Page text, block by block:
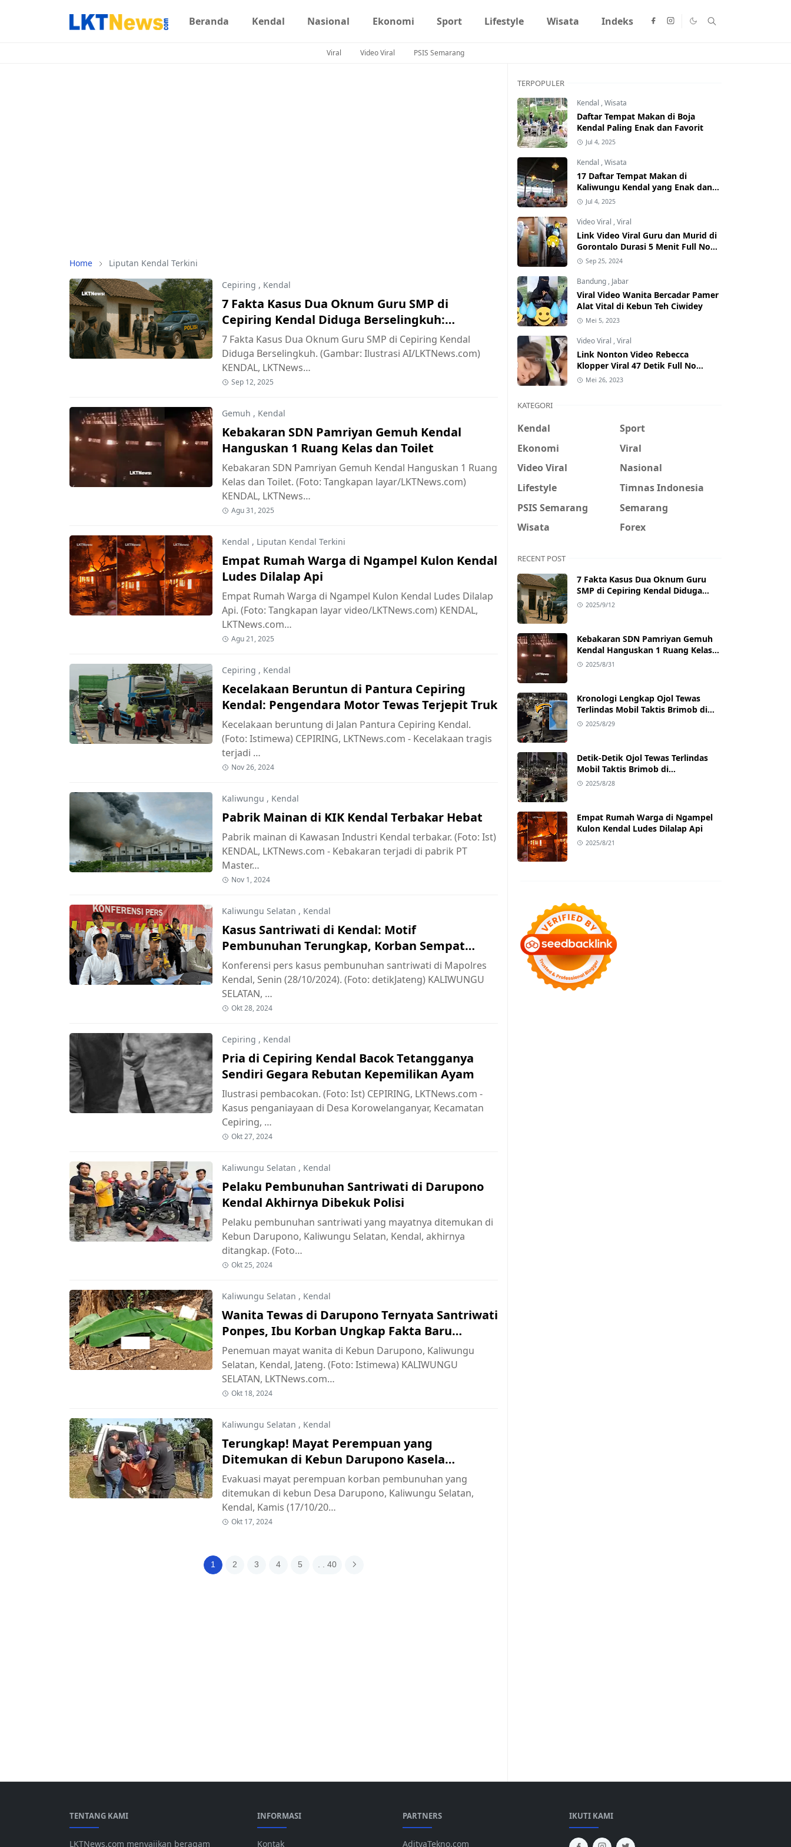
Beranda Kendal Nasional Ekonomi Sport Lifestyle Wisata Indeks
Viral Video Viral PSIS Semarang
Home
Liputan Kendal Terkini
Cepiring , Kendal
7 Fakta Kasus Dua Oknum Guru SMP di
Cepiring Kendal Diduga Berselingkuh:
Kronologi, Pengakuan, hingga Sanksi
7 Fakta Kasus Dua Oknum Guru SMP di Cepiring Kendal
Diduga Berselingkuh. (Gambar: Ilustrasi AI/LKTNews.com)
KENDAL, LKTNews…
Sep 12, 2025
Gemuh , Kendal
Kebakaran SDN Pamriyan Gemuh Kendal
Hanguskan 1 Ruang Kelas dan Toilet
Kebakaran SDN Pamriyan Gemuh Kendal Hanguskan 1 Ruang
Kelas dan Toilet. (Foto: Tangkapan layar/LKTNews.com)
KENDAL, LKTNews…
Agu 31, 2025
Kendal , Liputan Kendal Terkini
Empat Rumah Warga di Ngampel Kulon Kendal
Ludes Dilalap Api
Empat Rumah Warga di Ngampel Kulon Kendal Ludes Dilalap
Api. (Foto: Tangkapan layar video/LKTNews.com) KENDAL,
LKTNews.com…
Agu 21, 2025
Cepiring , Kendal
Kecelakaan Beruntun di Pantura Cepiring
Kendal: Pengendara Motor Tewas Terjepit Truk
Kecelakaan beruntung di Jalan Pantura Cepiring Kendal.
(Foto: Istimewa) CEPIRING, LKTNews.com - Kecelakaan tragis
terjadi …
Nov 26, 2024
Kaliwungu , Kendal
Pabrik Mainan di KIK Kendal Terbakar Hebat
Pabrik mainan di Kawasan Industri Kendal terbakar. (Foto: Ist)
KENDAL, LKTNews.com - Kebakaran terjadi di pabrik PT
Master…
Nov 1, 2024
Kaliwungu Selatan , Kendal
Kasus Santriwati di Kendal: Motif
Pembunuhan Terungkap, Korban Sempat
Melawan
Konferensi pers kasus pembunuhan santriwati di Mapolres
Kendal, Senin (28/10/2024). (Foto: detikJateng) KALIWUNGU
SELATAN, …
Okt 28, 2024
Cepiring , Kendal
Pria di Cepiring Kendal Bacok Tetangganya
Sendiri Gegara Rebutan Kepemilikan Ayam
Ilustrasi pembacokan. (Foto: Ist) CEPIRING, LKTNews.com -
Kasus penganiayaan di Desa Korowelanganyar, Kecamatan
Cepiring, …
Okt 27, 2024
Kaliwungu Selatan , Kendal
Pelaku Pembunuhan Santriwati di Darupono
Kendal Akhirnya Dibekuk Polisi
Pelaku pembunuhan santriwati yang mayatnya ditemukan di
Kebun Darupono, Kaliwungu Selatan, Kendal, akhirnya
ditangkap. (Foto…
Okt 25, 2024
Kaliwungu Selatan , Kendal
Wanita Tewas di Darupono Ternyata Santriwati
Ponpes, Ibu Korban Ungkap Fakta Baru
tentang Motif Pelaku
Penemuan mayat wanita di Kebun Darupono, Kaliwungu
Selatan, Kendal, Jateng. (Foto: Istimewa) KALIWUNGU
SELATAN, LKTNews.com…
Okt 18, 2024
Kaliwungu Selatan , Kendal
Terungkap! Mayat Perempuan yang
Ditemukan di Kebun Darupono Kasela
Ternyata Warga Brangsong
Evakuasi mayat perempuan korban pembunuhan yang
ditemukan di kebun Desa Darupono, Kaliwungu Selatan,
Kendal, Kamis (17/10/20…
Okt 17, 2024
1 2 3 4 5 . . 40
TERPOPULER
Kendal ,Wisata
Daftar Tempat Makan di Boja
Kendal Paling Enak dan Favorit
Jul 4, 2025
Kendal ,Wisata
17 Daftar Tempat Makan di
Kaliwungu Kendal yang Enak dan
Populer
Jul 4, 2025
Video Viral ,Viral
Link Video Viral Guru dan Murid di
Gorontalo Durasi 5 Menit Full No
Sensor Bertebaran di Internet,
Hati-Hati Phising!
Sep 25, 2024
Bandung , Jabar
Viral Video Wanita Bercadar Pamer
Alat Vital di Kebun Teh Ciwidey
Mei 5, 2023
Video Viral ,Viral
Link Nonton Video Rebecca
Klopper Viral 47 Detik Full No
Sensor Bertebaran di Internet,
Mei 26, 2023
KATEGORI
Kendal
Sport
Ekonomi
Viral
Video Viral
Nasional
Lifestyle
Timnas Indonesia
PSIS Semarang
Semarang
Wisata
Forex
RECENT POST
7 Fakta Kasus Dua Oknum Guru
SMP di Cepiring Kendal Diduga
Berselingkuh: Kronologi,
2025/9/12
Kebakaran SDN Pamriyan Gemuh
Kendal Hanguskan 1 Ruang Kelas
dan Toilet
2025/8/31
Kronologi Lengkap Ojol Tewas
Terlindas Mobil Taktis Brimob di
Pejompongan, Ternyata Sedang
2025/8/29
Detik-Detik Ojol Tewas Terlindas
Mobil Taktis Brimob di
Pejompongan, Viral di Medsos
2025/8/28
Empat Rumah Warga di Ngampel
Kulon Kendal Ludes Dilalap Api
2025/8/21
TENTANG KAMI
LKTNews.com menyajikan beragam
INFORMASI
Kontak
PARTNERS
AdityaTekno.com
IKUTI KAMI